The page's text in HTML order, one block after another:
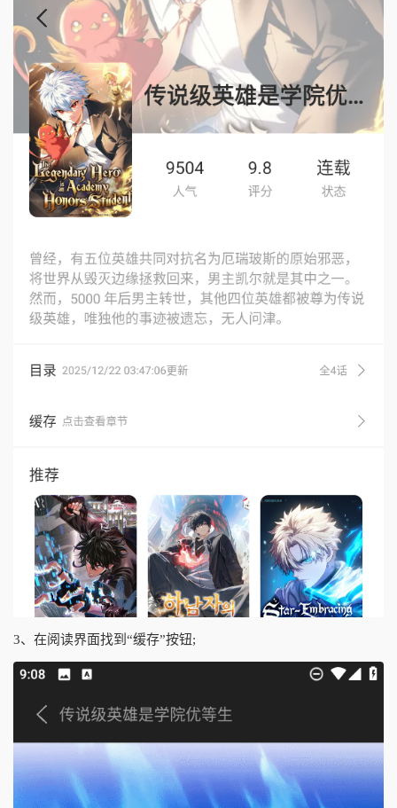
3、在阅读界面找到“缓存”按钮;